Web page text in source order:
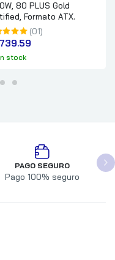
80 PLUS Gold
Formato ATX.
(01)
739.59
stock
PAGO SEGURO
Pago 100% seguro